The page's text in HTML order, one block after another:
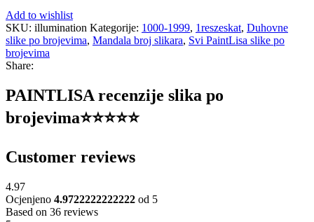
Add to wishlist
SKU: illumination Kategorije: 1000-1999, 1reszeskat, Duhovne
slike po brojevima, Mandala broj slikara, Svi PaintLisa slike po
brojevima
Share:
PAINTLISA recenzije slika po
brojevima⭐️⭐️⭐️⭐️⭐️
Customer reviews
4.97
Ocjenjeno 4.9722222222222 od 5
Based on 36 reviews